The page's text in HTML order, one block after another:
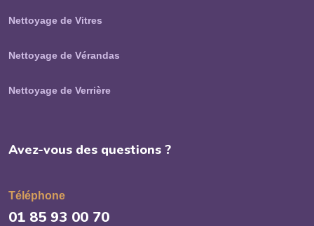
Nettoyage de Vitres
Nettoyage de Vérandas
Nettoyage de Verrière
Avez-vous des questions ?
Téléphone
01 85 93 00 70